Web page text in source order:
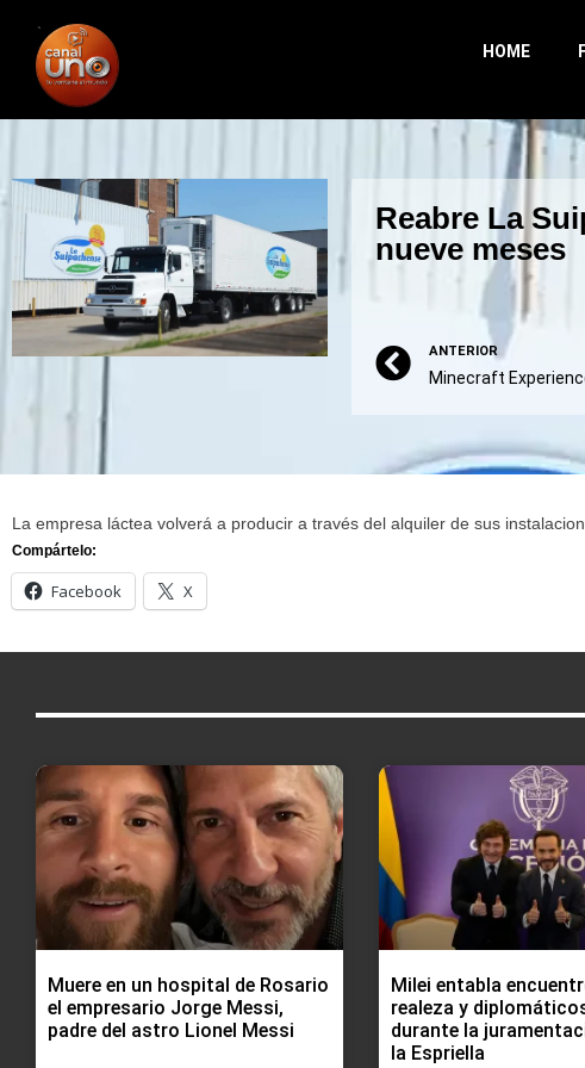
HOME
Reabre La
nueve meses
ANTERIOR
La empresa láctea volverá a producir a través del alquiler de sus
Compártelo:
Facebook X
Muere en un hospital de Rosario
el empresario Jorge Messi,
padre del astro Lionel Messi
Milei entabla
realeza y
durante la
la Espriella